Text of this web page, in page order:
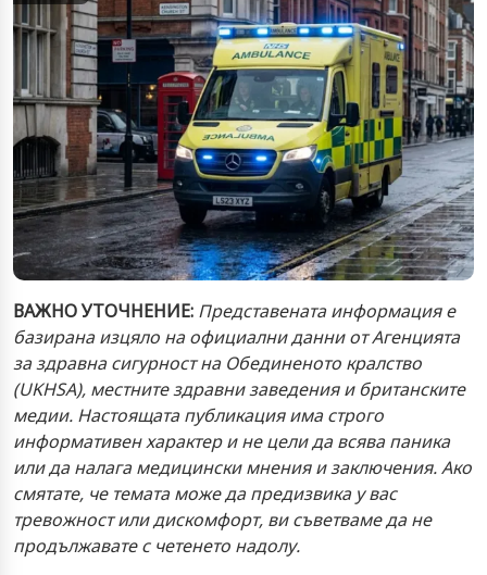
ВАЖНО УТОЧНЕНИЕ: Представената информация е
базирана изцяло на официални данни от Агенцията
за здравна сигурност на Обединеното кралство
(UKHSA), местните здравни заведения и британските
медии. Настоящата публикация има строго
информативен характер и не цели да всява паника
или да налага медицински мнения и заключения. Ако
смятате, че темата може да предизвика у вас
тревожност или дискомфорт, ви съветваме да не
продължавате с четенето надолу.